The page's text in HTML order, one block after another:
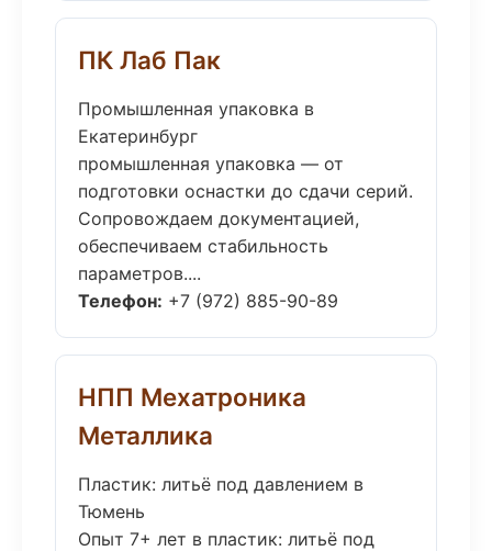
ПК Лаб Пак
Промышленная упаковка в
Екатеринбург
промышленная упаковка — от
подготовки оснастки до сдачи серий.
Сопровождаем документацией,
обеспечиваем стабильность
параметров....
Телефон: +7 (972) 885-90-89
НПП Мехатроника
Металлика
Пластик: литьё под давлением в
Тюмень
Опыт 7+ лет в пластик: литьё под